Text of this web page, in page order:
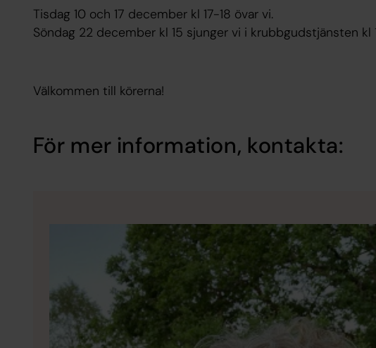
Tisdag 10 och 17 december kl 17-18 övar vi.
Söndag 22 december kl 15 sjunger vi i krubbgudstjänsten kl
Välkommen till körerna!
För mer information, kontakta: